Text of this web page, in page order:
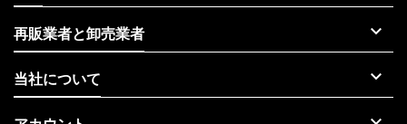
再販業者と卸売業者 
当社について 